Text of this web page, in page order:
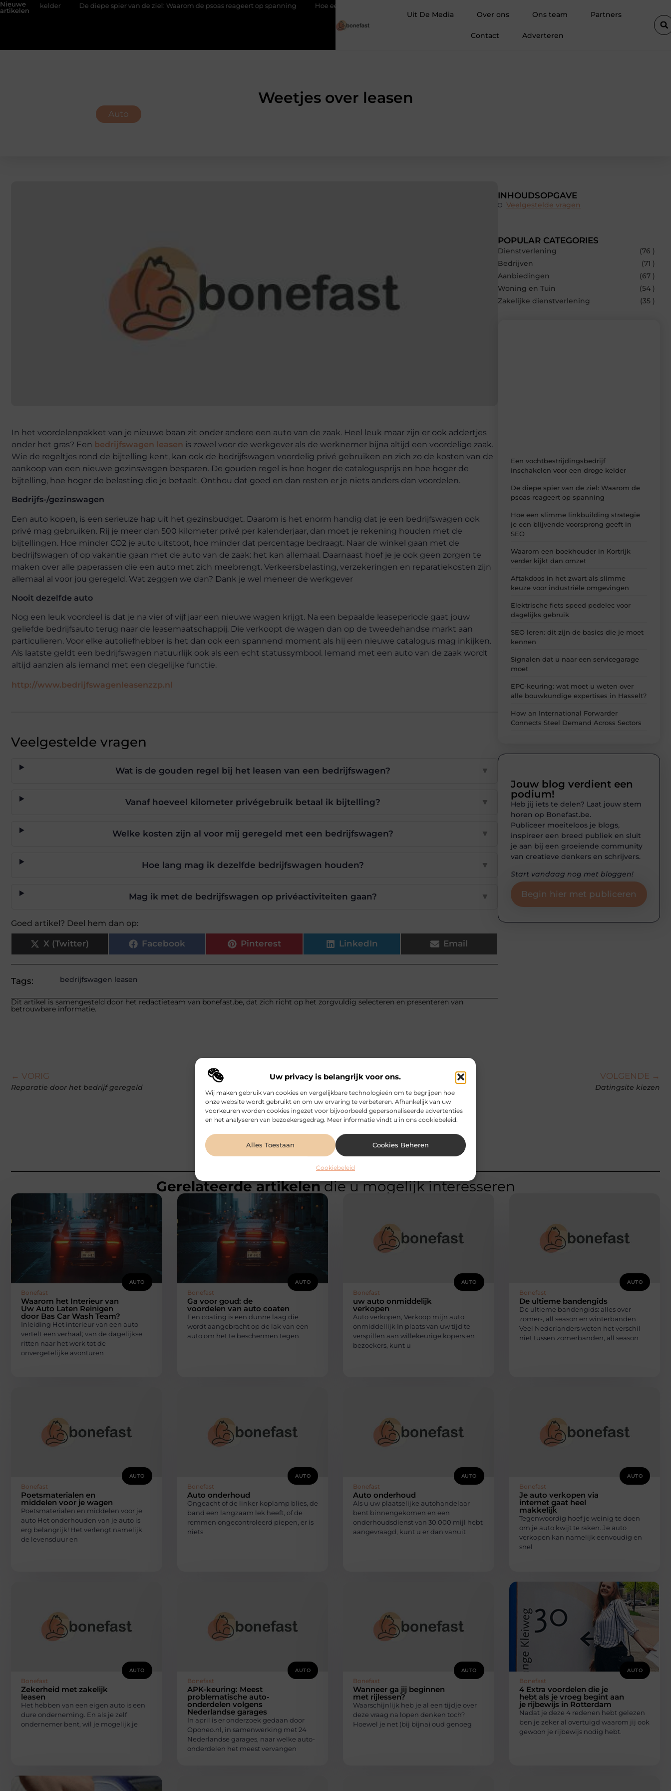
Uw privacy is belangrijk voor ons.
Wij maken gebruik van cookies en vergelijkbare technologieën om te begrijpen hoe
onze website wordt gebruikt en om uw ervaring te verbeteren. Afhankelijk van uw
voorkeuren worden cookies ingezet voor bijvoorbeeld gepersonaliseerde advertenties
en het analyseren van bezoekersgedrag. Meer informatie vindt u in ons cookiebeleid.
Alles Toestaan Cookies Beheren
Cookiebeleid
Nieuwe
artikelen
De diepe spier van de ziel: Waarom de psoas reageert op spanning Hoe een slimme linkbuilding strategie je een blijvende voorsprong geeft in SEO
Uit De Media Over ons Ons team Partners
Contact Adverteren
Weetjes over leasen
Auto
In het voordelenpakket van je nieuwe baan zit onder andere een auto van de zaak. Heel leuk maar zijn er ook addertjes
onder het gras? Een bedrijfswagen leasen is zowel voor de werkgever als de werknemer bijna altijd een voordelige zaak.
Wie de regeltjes rond de bijtelling kent, kan ook de bedrijfswagen voordelig privé gebruiken en zich zo de kosten van de
aankoop van een nieuwe gezinswagen besparen. De gouden regel is hoe hoger de catalogusprijs en hoe hoger de
bijtelling, hoe hoger de belasting die je betaalt. Onthou dat goed en dan resten er je niets anders dan voordelen.
Bedrijfs-/gezinswagen
Een auto kopen, is een serieuze hap uit het gezinsbudget. Daarom is het enorm handig dat je een bedrijfswagen ook
privé mag gebruiken. Rij je meer dan 500 kilometer privé per kalenderjaar, dan moet je rekening houden met de
bijtellingen. Hoe minder CO2 je auto uitstoot, hoe minder dat percentage bedraagt. Naar de winkel gaan met de
bedrijfswagen of op vakantie gaan met de auto van de zaak: het kan allemaal. Daarnaast hoef je je ook geen zorgen te
maken over alle paperassen die een auto met zich meebrengt. Verkeersbelasting, verzekeringen en reparatiekosten zijn
allemaal al voor jou geregeld. Wat zeggen we dan? Dank je wel meneer de werkgever
Nooit dezelfde auto
Nog een leuk voordeel is dat je na vier of vijf jaar een nieuwe wagen krijgt. Na een bepaalde leaseperiode gaat jouw
geliefde bedrijfsauto terug naar de leasemaatschappij. Die verkoopt de wagen dan op de tweedehandse markt aan
particulieren. Voor elke autoliefhebber is het dan ook een spannend moment als hij een nieuwe catalogus mag inkijken.
Als laatste geldt een bedrijfswagen natuurlijk ook als een echt statussymbool. Iemand met een auto van de zaak wordt
altijd aanzien als iemand met een degelijke functie.
http://www.bedrijfswagenleasenzzp.nl
Veelgestelde vragen
Wat is de gouden regel bij het leasen van een bedrijfswagen? ▼
Vanaf hoeveel kilometer privégebruik betaal ik bijtelling? ▼
Welke kosten zijn al voor mij geregeld met een bedrijfswagen? ▼
Hoe lang mag ik dezelfde bedrijfswagen houden? ▼
Mag ik met de bedrijfswagen op privéactiviteiten gaan? ▼
Goed artikel? Deel hem dan op:
X (Twitter) Facebook Pinterest LinkedIn Email
Tags: bedrijfswagen leasen
Dit artikel is samengesteld door het redactieteam van bonefast.be, dat zich richt op het zorgvuldig selecteren en presenteren van
betrouwbare informatie.
INHOUDSOPGAVE
Veelgestelde vragen
POPULAR CATEGORIES
Dienstverlening
(76 )
Bedrijven
(71 )
Aanbiedingen
(67 )
Woning en Tuin
(54 )
Zakelijke dienstverlening
(35 )
Een vochtbestrijdingsbedrijf
inschakelen voor een droge kelder
De diepe spier van de ziel: Waarom de
psoas reageert op spanning
Hoe een slimme linkbuilding strategie
je een blijvende voorsprong geeft in
SEO
Waarom een boekhouder in Kortrijk
verder kijkt dan omzet
Aftakdoos in het zwart als slimme
keuze voor industriële omgevingen
Elektrische fiets speed pedelec voor
dagelijks gebruik
SEO leren: dit zijn de basics die je moet
kennen
Signalen dat u naar een servicegarage
moet
EPC-keuring: wat moet u weten over
alle bouwkundige expertises in Hasselt?
How an International Forwarder
Connects Steel Demand Across Sectors
Jouw blog verdient een
podium!
Heb jij iets te delen? Laat jouw stem
horen op Bonefast.be.
Publiceer moeiteloos je blogs,
inspireer een breed publiek en sluit
je aan bij een groeiende community
van creatieve denkers en schrijvers.
Start vandaag nog met bloggen!
Begin hier met publiceren
← VORIG
Reparatie door het bedrijf geregeld
VOLGENDE →
Datingsite kiezen
Gerelateerde artikelendie u mogelijk interesseren
AUTO
Bonefast
Waarom het Interieur van
Uw Auto Laten Reinigen
door Bas Car Wash Team?
Inleiding Het interieur van een auto
vertelt een verhaal; van de dagelijkse
ritten naar het werk tot de
onvergetelijke avonturen
AUTO
Bonefast
Ga voor goud: de
voordelen van auto coaten
Een coating is een dunne laag die
wordt aangebracht op de lak van een
auto om het te beschermen tegen
AUTO
Bonefast
uw auto onmiddelijk
verkopen
Auto verkopen, Verkoop mijn auto
onmiddellijk In plaats van uw tijd te
verspillen aan willekeurige kopers en
bezoekers, kunt u
AUTO
Bonefast
De ultieme bandengids
De ultieme bandengids: alles over
zomer-, all season en winterbanden
Veel Nederlanders weten het verschil
niet tussen zomerbanden, all season
AUTO
Bonefast
Poetsmaterialen en
middelen voor je wagen
Poetsmaterialen en middelen voor je
auto Het onderhouden van je auto is
erg belangrijk! Het verlengt namelijk
de levensduur en
AUTO
Bonefast
Auto onderhoud
Ongeacht of de linker koplamp blies, de
band een langzaam lek heeft, of de
remmen ongecontroleerd piepen, er is
niets
AUTO
Bonefast
Auto onderhoud
Als u uw plaatselijke autohandelaar
bent binnengekomen en een
onderhoudsdienst van 30.000 mijl hebt
aangevraagd, kunt u er dan vanuit
AUTO
Bonefast
Je auto verkopen via
internet gaat heel
makkelijk
Tegenwoordig hoef je weinig te doen
om je auto kwijt te raken. Je auto
verkopen kan namelijk eenvoudig en
snel
AUTO
Bonefast
Zekerheid met zakelijk
leasen
Het hebben van een eigen auto is een
dure onderneming. En als je zelf
ondernemer bent, wil je mogelijk je
AUTO
Bonefast
APK-keuring: Meest
problematische auto-
onderdelen volgens
Nederlandse garages
In april is er onderzoek gedaan door
Oponeo.nl, in samenwerking met 24
Nederlandse garages, naar welke auto-
onderdelen het meest vervangen
AUTO
Bonefast
Wanneer ga jij beginnen
met rijlessen?
Waarschijnlijk heb je al een tijdje over
deze vraag na lopen denken toch?
Hoewel je net (bij bijna) oud genoeg
AUTO
Bonefast
4 Extra voordelen die je
hebt als je vroeg begint aan
je rijbewijs in Rotterdam
Nadat je deze 4 redenen hebt gelezen
ben je zeker al overtuigd waarom jij ook
gewoon je rijbewijs nodig hebt.